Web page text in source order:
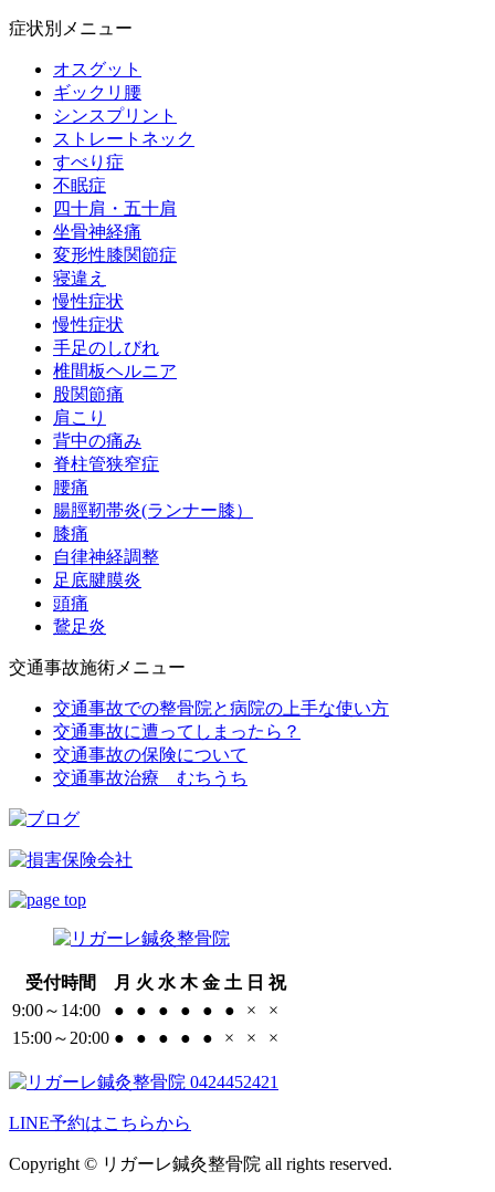
症状別メニュー
オスグット
ギックリ腰
シンスプリント
ストレートネック
すべり症
不眠症
四十肩・五十肩
坐骨神経痛
変形性膝関節症
寝違え
慢性症状
慢性症状
手足のしびれ
椎間板ヘルニア
股関節痛
肩こり
背中の痛み
脊柱管狭窄症
腰痛
腸脛靭帯炎(ランナー膝）
膝痛
自律神経調整
足底腱膜炎
頭痛
鵞足炎
交通事故施術メニュー
交通事故での整骨院と病院の上手な使い方
交通事故に遭ってしまったら？
交通事故の保険について
交通事故治療 むちうち
受付時間 月 火 水 木 金 土 日 祝
9:00～14:00
● ● ● ● ● ● ×
×
15:00～20:00 ● ● ● ● ● × × ×
LINE予約はこちらから
Copyright © リガーレ鍼灸整骨院 all rights reserved.